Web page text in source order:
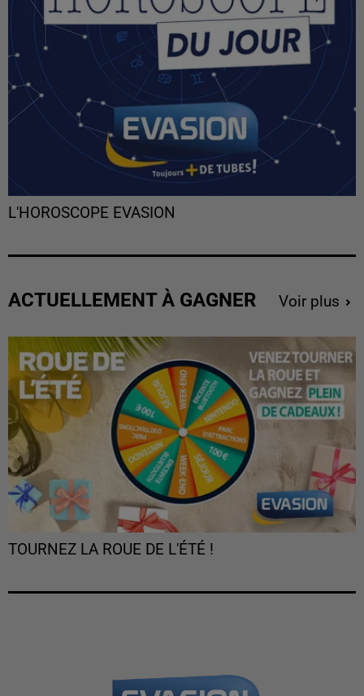
L'HOROSCOPE EVASION
ACTUELLEMENT À GAGNER Voir plus
TOURNEZ LA ROUE DE L'ÉTÉ !